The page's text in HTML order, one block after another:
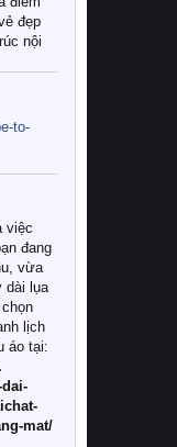
đẹp
nội
mã
cao
hợp với
gia
lời
đây.
lại ưa
đệm
chất
to-
việc
đang
vừa
dài lụa
lịch
áo tại:
mat/